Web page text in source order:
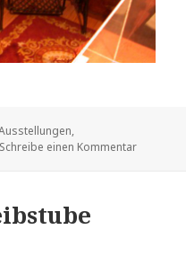
,
Schreibe einen Kommentarzu